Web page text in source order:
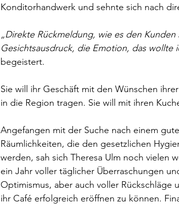
Konditorhandwerk und sehnte sich nach
„Direkte Rückmeldung, wie es den
Gesichtsausdruck, die Emotion, das wollte
begeistert.
Sie will ihr Geschäft mit den Wünschen
in die Region tragen. Sie will mit ihren
Angefangen mit der Suche nach einem
Räumlichkeiten, die den gesetzlichen
werden, sah sich Theresa Ulm noch vielen
ein Jahr voller täglicher Überraschungen
Optimismus, aber auch voller
ihr Café erfolgreich eröffnen zu können.